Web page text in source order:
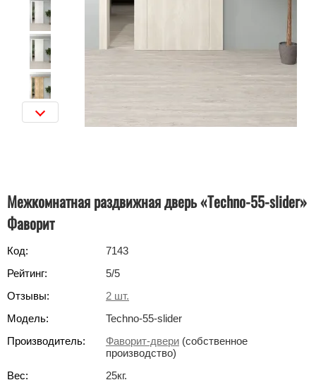
Межкомнатная раздвижная дверь «Techno-55-slider»
Фаворит
Код:
7143
Рейтинг:
5/5
Отзывы:
2 шт.
Модель:
Techno-55-slider
Производитель:
Фаворит-двери (собственное
производство)
Вес:
25кг.